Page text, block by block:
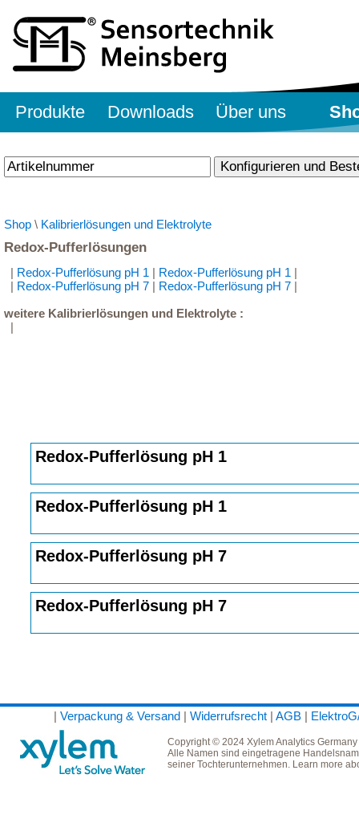
Produkte Downloads Über uns
Shop \ Kalibrierlösungen und Elektrolyte
Redox-Pufferlösungen
| Redox-Pufferlösung pH 1 | Redox-Pufferlösung pH 1 |
| Redox-Pufferlösung pH 7 | Redox-Pufferlösung pH 7 |
weitere Kalibrierlösungen und Elektrolyte :
|
Redox-Pufferlösung pH 1
Redox-Pufferlösung pH 1
Redox-Pufferlösung pH 7
Redox-Pufferlösung pH 7
| Verpackung & Versand| Widerrufsrecht| AGB|
Copyright © 2024 Xylem Analytics
Alle Namen sind eingetragene
seiner Tochterunternehmen. Learn more